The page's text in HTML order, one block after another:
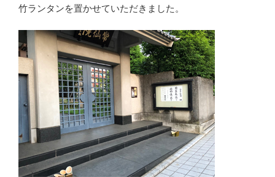
竹ランタンを置かせていただきました。